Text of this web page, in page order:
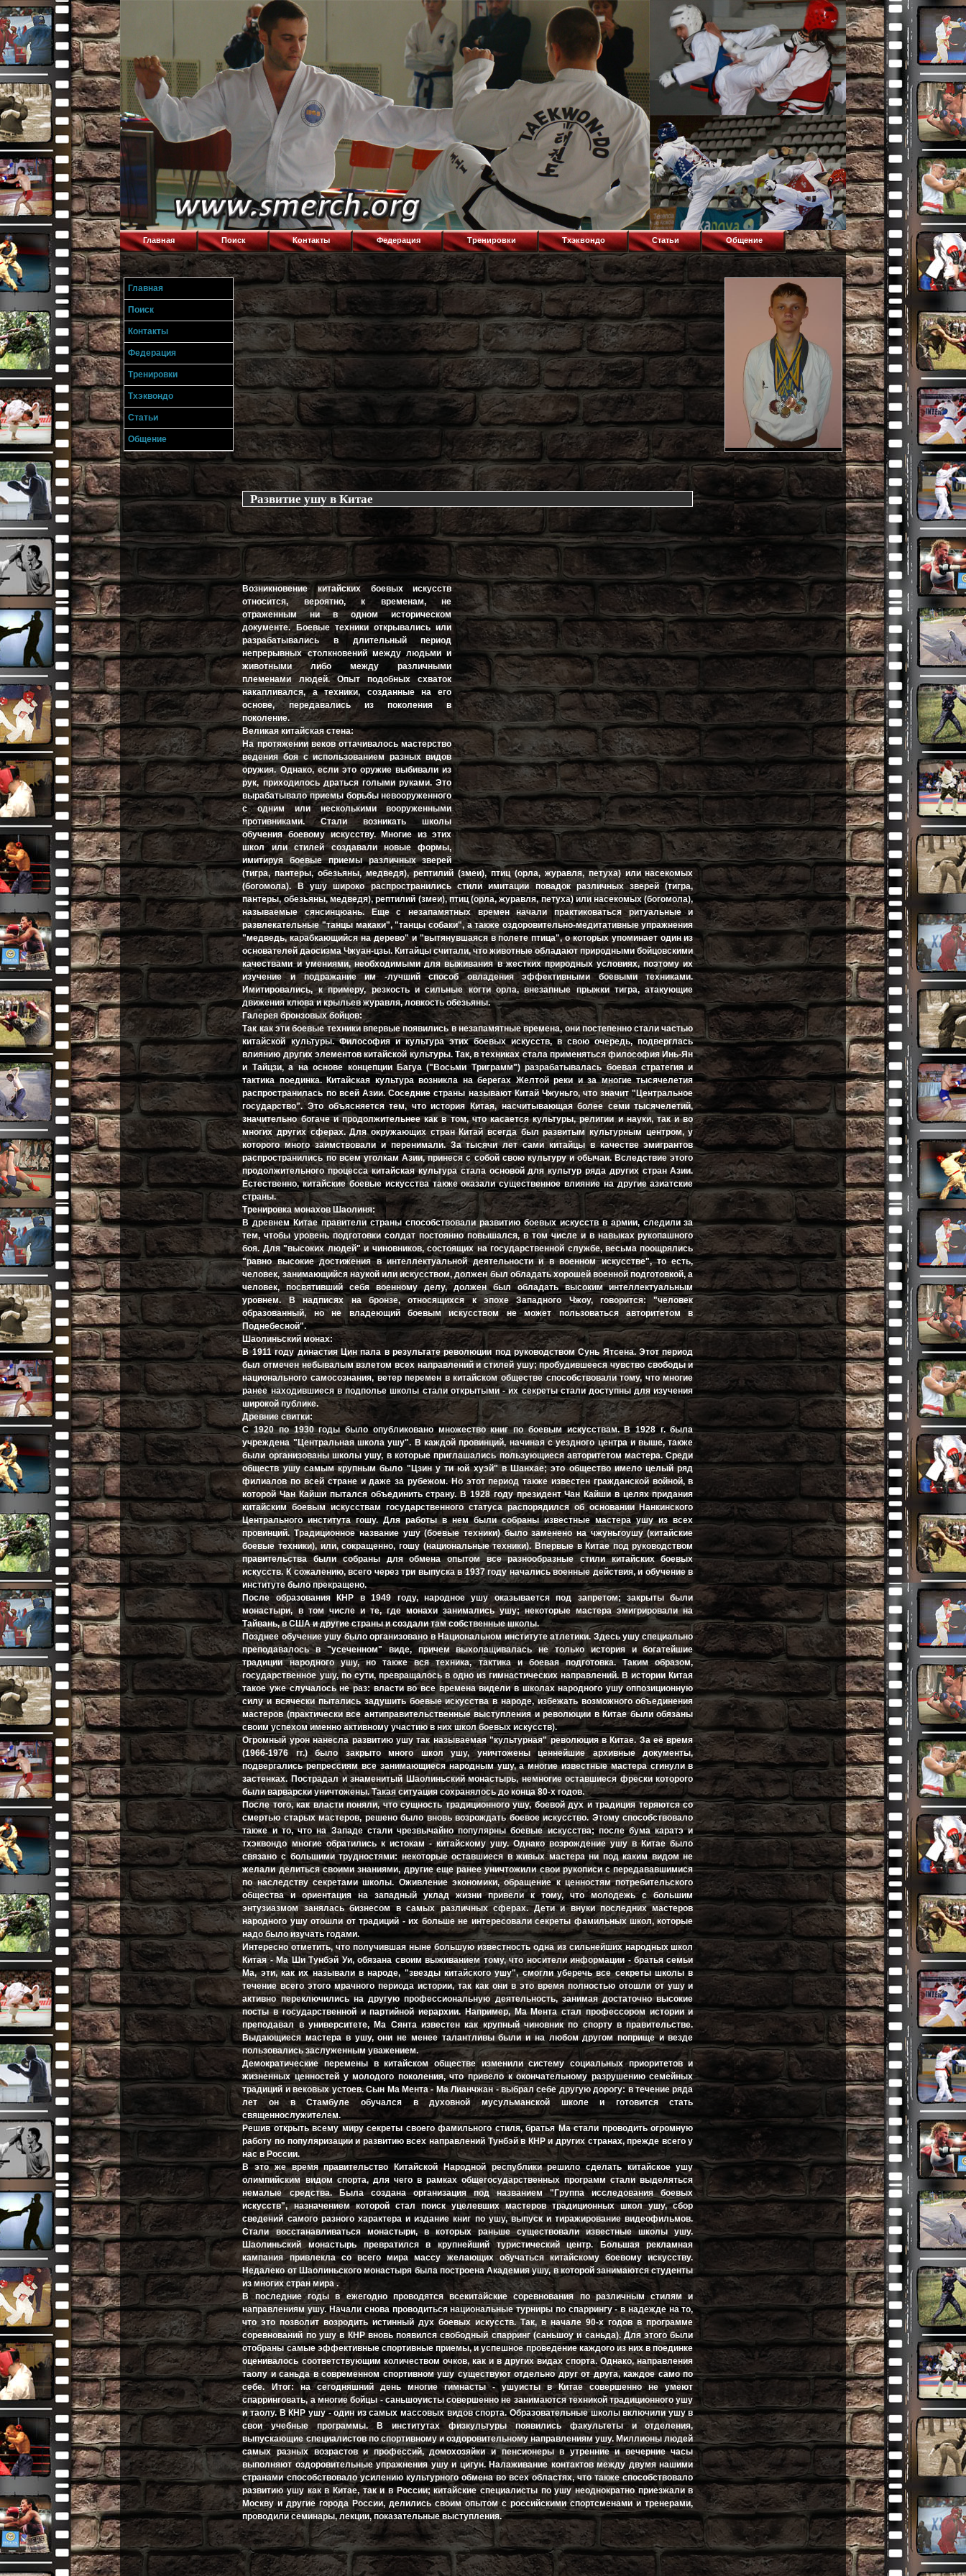
Главная Поиск Контакты Федерация Тренировки Тхэквондо Статьи Общение
Развитие ушу в Китае
Возникновение китайских боевых искусств
относится, вероятно, к временам, не
отраженным ни в одном историческом
документе. Боевые техники открывались или
разрабатывались в длительный период
непрерывных столкновений между людьми и
животными либо между различными
племенами людей. Опыт подобных схваток
накапливался, а техники, созданные на его
основе, передавались из поколения в
поколение.
Великая китайская стена:
На протяжении веков оттачивалось мастерство
ведения боя с использованием разных видов
оружия. Однако, если это оружие выбивали из
рук, приходилось драться голыми руками. Это
вырабатывало приемы борьбы невооруженного
с одним или несколькими вооруженными
противниками. Стали возникать школы
обучения боевому искусству. Многие из этих
школ или стилей создавали новые формы,
имитируя боевые приемы различных зверей
(тигра, пантеры, обезьяны, медведя), рептилий (змеи), птиц (орла, журавля, петуха) или насекомых
(богомола). В ушу широко распространились стили имитации повадок различных зверей (тигра,
пантеры, обезьяны, медведя), рептилий (змеи), птиц (орла, журавля, петуха) или насекомых (богомола),
называемые сянсинцюань. Еще с незапамятных времен начали практиковаться ритуальные и
развлекательные "танцы макаки", "танцы собаки", а также оздоровительно-медитативные упражнения
"медведь, карабкающийся на дерево" и "вытянувшаяся в полете птица", о которых упоминает один из
основателей даосизма Чжуан-цзы. Китайцы считали, что животные обладают природными бойцовскими
качествами и умениями, необходимыми для выживания в жестких природных условиях, поэтому их
изучение и подражание им -лучший способ овладения эффективными боевыми техниками.
Имитировались, к примеру, резкость и сильные когти орла, внезапные прыжки тигра, атакующие
движения клюва и крыльев журавля, ловкость обезьяны.
Галерея бронзовых бойцов:
Так как эти боевые техники впервые появились в незапамятные времена, они постепенно стали частью
китайской культуры. Философия и культура этих боевых искусств, в свою очередь, подверглась
влиянию других элементов китайской культуры. Так, в техниках стала применяться философия Инь-Ян
и Тайцзи, а на основе концепции Багуа ("Восьми Триграмм") разрабатывалась боевая стратегия и
тактика поединка. Китайская культура возникла на берегах Желтой реки и за многие тысячелетия
распространилась по всей Азии. Соседние страны называют Китай Чжуньго, что значит "Центральное
государство". Это объясняется тем, что история Китая, насчитывающая более семи тысячелетий,
значительно богаче и продолжительнее как в том, что касается культуры, религии и науки, так и во
многих других сферах. Для окружающих стран Китай всегда был развитым культурным центром, у
которого много заимствовали и перенимали. За тысячи лет сами китайцы в качестве эмигрантов
распространились по всем уголкам Азии, принеся с собой свою культуру и обычаи. Вследствие этого
продолжительного процесса китайская культура стала основой для культур ряда других стран Азии.
Естественно, китайские боевые искусства также оказали существенное влияние на другие азиатские
страны.
Тренировка монахов Шаолиня:
В древнем Китае правители страны способствовали развитию боевых искусств в армии, следили за
тем, чтобы уровень подготовки солдат постоянно повышался, в том числе и в навыках рукопашного
боя. Для "высоких людей" и чиновников, состоящих на государственной службе, весьма поощрялись
"равно высокие достижения в интеллектуальной деятельности и в военном искусстве", то есть,
человек, занимающийся наукой или искусством, должен был обладать хорошей военной подготовкой, а
человек, посвятивший себя военному делу, должен был обладать высоким интеллектуальным
уровнем. В надписях на бронзе, относящихся к эпохе Западного Чжоу, говорится: "человек
образованный, но не владеющий боевым искусством не может пользоваться авторитетом в
Поднебесной".
Шаолиньский монах:
В 1911 году династия Цин пала в результате революции под руководством Сунь Ятсена. Этот период
был отмечен небывалым взлетом всех направлений и стилей ушу; пробудившееся чувство свободы и
национального самосознания, ветер перемен в китайском обществе способствовали тому, что многие
ранее находившиеся в подполье школы стали открытыми - их секреты стали доступны для изучения
широкой публике.
Древние свитки:
С 1920 по 1930 годы было опубликовано множество книг по боевым искусствам. В 1928 г. была
учреждена "Центральная школа ушу". В каждой провинций, начиная с уездного центра и выше, также
были организованы школы ушу, в которые приглашались пользующиеся авторитетом мастера. Среди
обществ ушу самым крупным было "Цзин у ти юй хуэй" в Шанхае; это общество имело целый ряд
филиалов по всей стране и даже за рубежом. Но этот период также известен гражданской войной, в
которой Чан Кайши пытался объединить страну. В 1928 году президент Чан Кайши в целях придания
китайским боевым искусствам государственного статуса распорядился об основании Нанкинского
Центрального института гошу. Для работы в нем были собраны известные мастера ушу из всех
провинций. Традиционное название ушу (боевые техники) было заменено на чжуньгоушу (китайские
боевые техники), или, сокращенно, гошу (национальные техники). Впервые в Китае под руководством
правительства были собраны для обмена опытом все разнообразные стили китайских боевых
искусств. К сожалению, всего через три выпуска в 1937 году начались военные действия, и обучение в
институте было прекращено.
После образования КНР в 1949 году, народное ушу оказывается под запретом; закрыты были
монастыри, в том числе и те, где монахи занимались ушу; некоторые мастера эмигрировали на
Тайвань, в США и другие страны и создали там собственные школы.
Позднее обучение ушу было организовано в Национальном институте атлетики. Здесь ушу специально
преподавалось в "усеченном" виде, причем выхолащивалась не только история и богатейшие
традиции народного ушу, но также вся техника, тактика и боевая подготовка. Таким образом,
государственное ушу, по сути, превращалось в одно из гимнастических направлений. В истории Китая
такое уже случалось не раз: власти во все времена видели в школах народного ушу оппозиционную
силу и всячески пытались задушить боевые искусства в народе, избежать возможного объединения
мастеров (практически все антиправительственные выступления и революции в Китае были обязаны
своим успехом именно активному участию в них школ боевых искусств).
Огромный урон нанесла развитию ушу так называемая "культурная" революция в Китае. За её время
(1966-1976 гг.) было закрыто много школ ушу, уничтожены ценнейшие архивные документы,
подвергались репрессиям все занимающиеся народным ушу, а многие известные мастера сгинули в
застенках. Пострадал и знаменитый Шаолиньский монастырь, немногие оставшиеся фрески которого
были варварски уничтожены. Такая ситуация сохранялось до конца 80-х годов.
После того, как власти поняли, что сущность традиционного ушу, боевой дух и традиция теряются со
смертью старых мастеров, решено было вновь возрождать боевое искусство. Этому способствовало
также и то, что на Западе стали чрезвычайно популярны боевые искусства; после бума каратэ и
тхэквондо многие обратились к истокам - китайскому ушу. Однако возрождение ушу в Китае было
связано с большими трудностями: некоторые оставшиеся в живых мастера ни под каким видом не
желали делиться своими знаниями, другие еще ранее уничтожили свои рукописи с передававшимися
по наследству секретами школы. Оживление экономики, обращение к ценностям потребительского
общества и ориентация на западный уклад жизни привели к тому, что молодежь с большим
энтузиазмом занялась бизнесом в самых различных сферах. Дети и внуки последних мастеров
народного ушу отошли от традиций - их больше не интересовали секреты фамильных школ, которые
надо было изучать годами.
Интересно отметить, что получившая ныне большую известность одна из сильнейших народных школ
Китая - Ма Ши Тунбэй Уи, обязана своим выживанием тому, что носители информации - братья семьи
Ма, эти, как их называли в народе, "звезды китайского ушу", смогли уберечь все секреты школы в
течение всего этого мрачного периода истории, так как они в это время полностью отошли от ушу и
активно переключились на другую профессиональную деятельность, занимая достаточно высокие
посты в государственной и партийной иерархии. Например, Ма Мента стал профессором истории и
преподавал в университете, Ма Сянта известен как крупный чиновник по спорту в правительстве.
Выдающиеся мастера в ушу, они не менее талантливы были и на любом другом поприще и везде
пользовались заслуженным уважением.
Демократические перемены в китайском обществе изменили систему социальных приоритетов и
жизненных ценностей у молодого поколения, что привело к окончательному разрушению семейных
традиций и вековых устоев. Сын Ма Мента - Ма Лианчжан - выбрал себе другую дорогу: в течение ряда
лет он в Стамбуле обучался в духовной мусульманской школе и готовится стать
священнослужителем.
Решив открыть всему миру секреты своего фамильного стиля, братья Ма стали проводить огромную
работу по популяризации и развитию всех направлений Тунбэй в КНР и других странах, прежде всего у
нас в России.
В это же время правительство Китайской Народной республики решило сделать китайское ушу
олимпийским видом спорта, для чего в рамках общегосударственных программ стали выделяться
немалые средства. Была создана организация под названием "Группа исследования боевых
искусств", назначением которой стал поиск уцелевших мастеров традиционных школ ушу, сбор
сведений самого разного характера и издание книг по ушу, выпуск и тиражирование видеофильмов.
Стали восстанавливаться монастыри, в которых раньше существовали известные школы ушу.
Шаолиньский монастырь превратился в крупнейший туристический центр. Большая рекламная
кампания привлекла со всего мира массу желающих обучаться китайскому боевому искусству.
Недалеко от Шаолиньского монастыря была построена Академия ушу, в которой занимаются студенты
из многих стран мира .
В последние годы в ежегодно проводятся всекитайские соревнования по различным стилям и
направлениям ушу. Начали снова проводиться национальные турниры по спаррингу - в надежде на то,
что это позволит возродить истинный дух боевых искусств. Так, в начале 90-х годов в программе
соревнований по ушу в КНР вновь появился свободный спарринг (саньшоу и саньда). Для этого были
отобраны самые эффективные спортивные приемы, и успешное проведение каждого из них в поединке
оценивалось соответствующим количеством очков, как и в других видах спорта. Однако, направления
таолу и саньда в современном спортивном ушу существуют отдельно друг от друга, каждое само по
себе. Итог: на сегодняшний день многие гимнасты - ушуисты в Китае совершенно не умеют
спарринговать, а многие бойцы - саньшоуисты совершенно не занимаются техникой традиционного ушу
и таолу. В КНР ушу - один из самых массовых видов спорта. Образовательные школы включили ушу в
свои учебные программы. В институтах физкультуры появились факультеты и отделения,
выпускающие специалистов по спортивному и оздоровительному направлениям ушу. Миллионы людей
самых разных возрастов и профессий, домохозяйки и пенсионеры в утренние и вечерние часы
выполняют оздоровительные упражнения ушу и цигун. Налаживание контактов между двумя нашими
странами способствовало усилению культурного обмена во всех областях, что также способствовало
развитию ушу как в Китае, так и в России; китайские специалисты по ушу неоднократно приезжали в
Москву и другие города России, делились своим опытом с российскими спортсменами и тренерами,
проводили семинары, лекции, показательные выступления.
Главная
Поиск
Контакты
Федерация
Тренировки
Тхэквондо
Статьи
Общение